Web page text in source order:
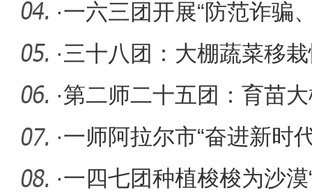
·一六三团开展“防范诈骗
·三十八团：大棚蔬菜移
·第二师二十五团：育苗
·一师阿拉尔市“奋进新时
足球联
·一四七团种植梭梭为沙漠